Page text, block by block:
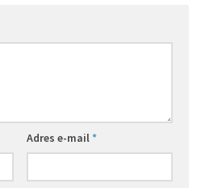
Adres e-mail*